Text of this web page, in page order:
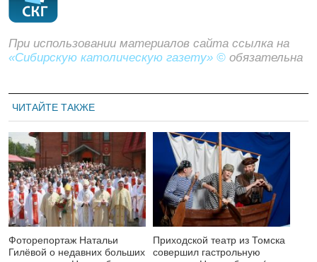
При использовании материалов сайта ссылка на
«Сибирскую католическую газету» © обязательна
ЧИТАЙТЕ ТАКЖЕ
Фоторепортаж Натальи
Гилёвой о недавних больших
Приходской театр из Томска
совершил гастрольную